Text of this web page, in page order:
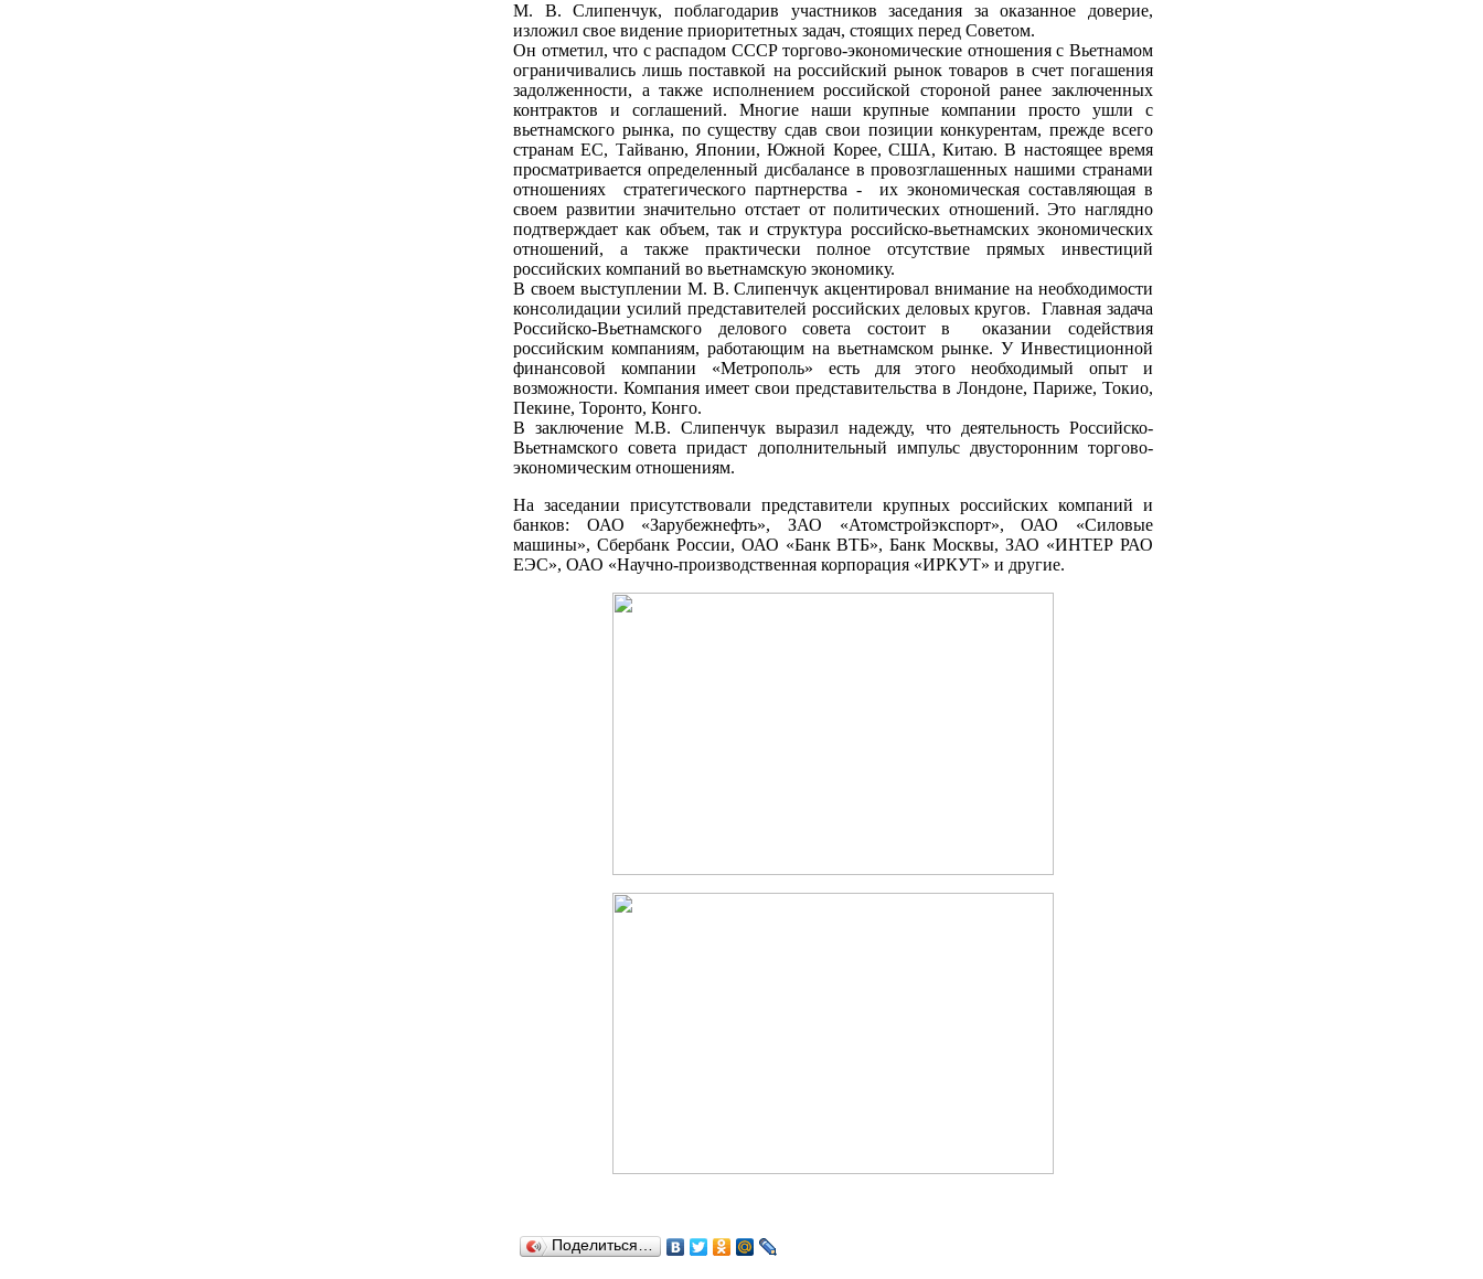
М. В. Слипенчук, поблагодарив участников заседания за оказанное доверие,
изложил свое видение приоритетных задач, стоящих перед Советом.
Он отметил, что с распадом СССР торгово-экономические отношения с Вьетнамом
ограничивались лишь поставкой на российский рынок товаров в счет погашения
задолженности, а также исполнением российской стороной ранее заключенных
контрактов и соглашений. Многие наши крупные компании просто ушли с
вьетнамского рынка, по существу сдав свои позиции конкурентам, прежде всего
странам ЕС, Тайваню, Японии, Южной Корее, США, Китаю. В настоящее время
просматривается определенный дисбалансе в провозглашенных нашими странами
отношениях стратегического партнерства - их экономическая составляющая в
своем развитии значительно отстает от политических отношений. Это наглядно
подтверждает как объем, так и структура российско-вьетнамских экономических
отношений, а также практически полное отсутствие прямых инвестиций
российских компаний во вьетнамскую экономику.
В своем выступлении М. В. Слипенчук акцентировал внимание на необходимости
консолидации усилий представителей российских деловых кругов. Главная задача
Российско-Вьетнамского делового совета состоит в оказании содействия
российским компаниям, работающим на вьетнамском рынке. У Инвестиционной
финансовой компании «Метрополь» есть для этого необходимый опыт и
возможности. Компания имеет свои представительства в Лондоне, Париже, Токио,
Пекине, Торонто, Конго.
В заключение М.В. Слипенчук выразил надежду, что деятельность Российско-
Вьетнамского совета придаст дополнительный импульс двусторонним торгово-
экономическим отношениям.
На заседании присутствовали представители крупных российских компаний и
банков: ОАО «Зарубежнефть», ЗАО «Атомстройэкспорт», ОАО «Силовые
машины», Сбербанк России, ОАО «Банк ВТБ», Банк Москвы, ЗАО «ИНТЕР РАО
ЕЭС», ОАО «Научно-производственная корпорация «ИРКУТ» и другие.
Поделиться…